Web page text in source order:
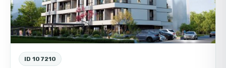
ID 107210